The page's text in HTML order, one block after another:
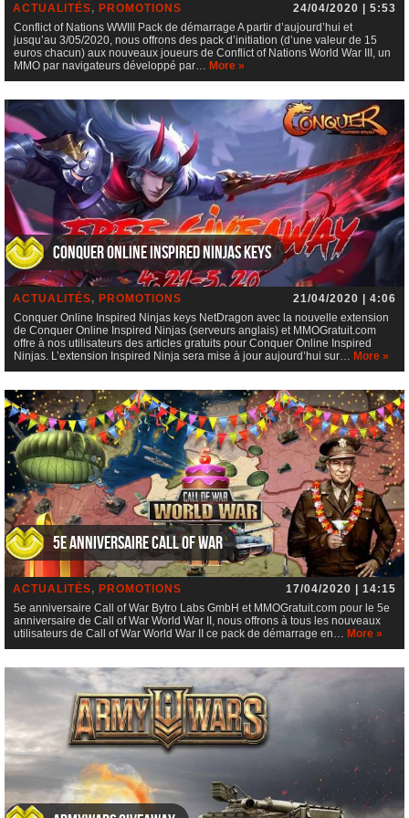
ACTUALITÉS, PROMOTIONS
24/04/2020 | 5:53
Conflict of Nations WWIII Pack de démarrage A partir d’aujourd’hui et
jusqu’au 3/05/2020, nous offrons des pack d’initiation (d’une valeur de 15
euros chacun) aux nouveaux joueurs de Conflict of Nations World War III, un
MMO par navigateurs développé par… More »
Conquer Online Inspired Ninjas keys
ACTUALITÉS, PROMOTIONS
21/04/2020 | 4:06
Conquer Online Inspired Ninjas keys NetDragon avec la nouvelle extension
de Conquer Online Inspired Ninjas (serveurs anglais) et MMOGratuit.com
offre à nos utilisateurs des articles gratuits pour Conquer Online Inspired
Ninjas. L’extension Inspired Ninja sera mise à jour aujourd’hui sur… More »
5e anniversaire Call of War
ACTUALITÉS, PROMOTIONS
17/04/2020 | 14:15
5e anniversaire Call of War Bytro Labs GmbH et MMOGratuit.com pour le 5e
anniversaire de Call of War World War II, nous offrons à tous les nouveaux
utilisateurs de Call of War World War II ce pack de démarrage en… More »